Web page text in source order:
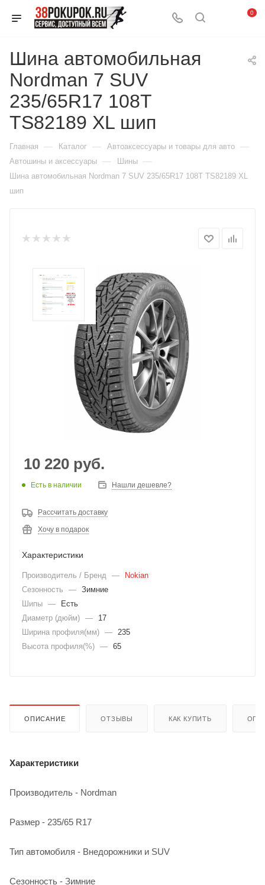
0
Шина автомобильная
Nordman 7 SUV
235/65R17 108T
TS82189 XL шип
Главная — Каталог — Автоаксессуары и товары для авто —
Автошины и аксессуары — Шины —
Шина автомобильная Nordman 7 SUV 235/65R17 108T TS82189 XL
шип
10 220 руб.
Есть в наличии Нашли дешевле?
Рассчитать доставку
Хочу в подарок
Характеристики
Производитель / Бренд —
Nokian
Сезонность
— Зимние
Шипы —
Есть
Диаметр (дюйм) —
17
Ширина профиля(мм) — 235
Высота профиля(%) — 65
ОПИСАНИЕ ОТЗЫВЫ КАК КУПИТЬ
Характеристики
Производитель - Nordman
Размер - 235/65 R17
Тип автомобиля - Внедорожники и SUV
Сезонность - Зимние